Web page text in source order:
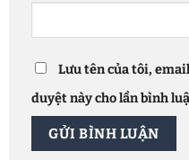
Lưu tên của tôi,
duyệt này cho lần bình